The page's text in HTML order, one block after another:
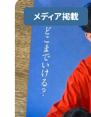
メディア掲載